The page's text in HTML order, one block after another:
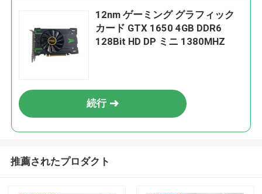
12nm ゲーミング グラフィック
カード GTX 1650 4GB DDR6
128Bit HD DP ミニ 1380MHZ
続行
推薦されたプロダクト